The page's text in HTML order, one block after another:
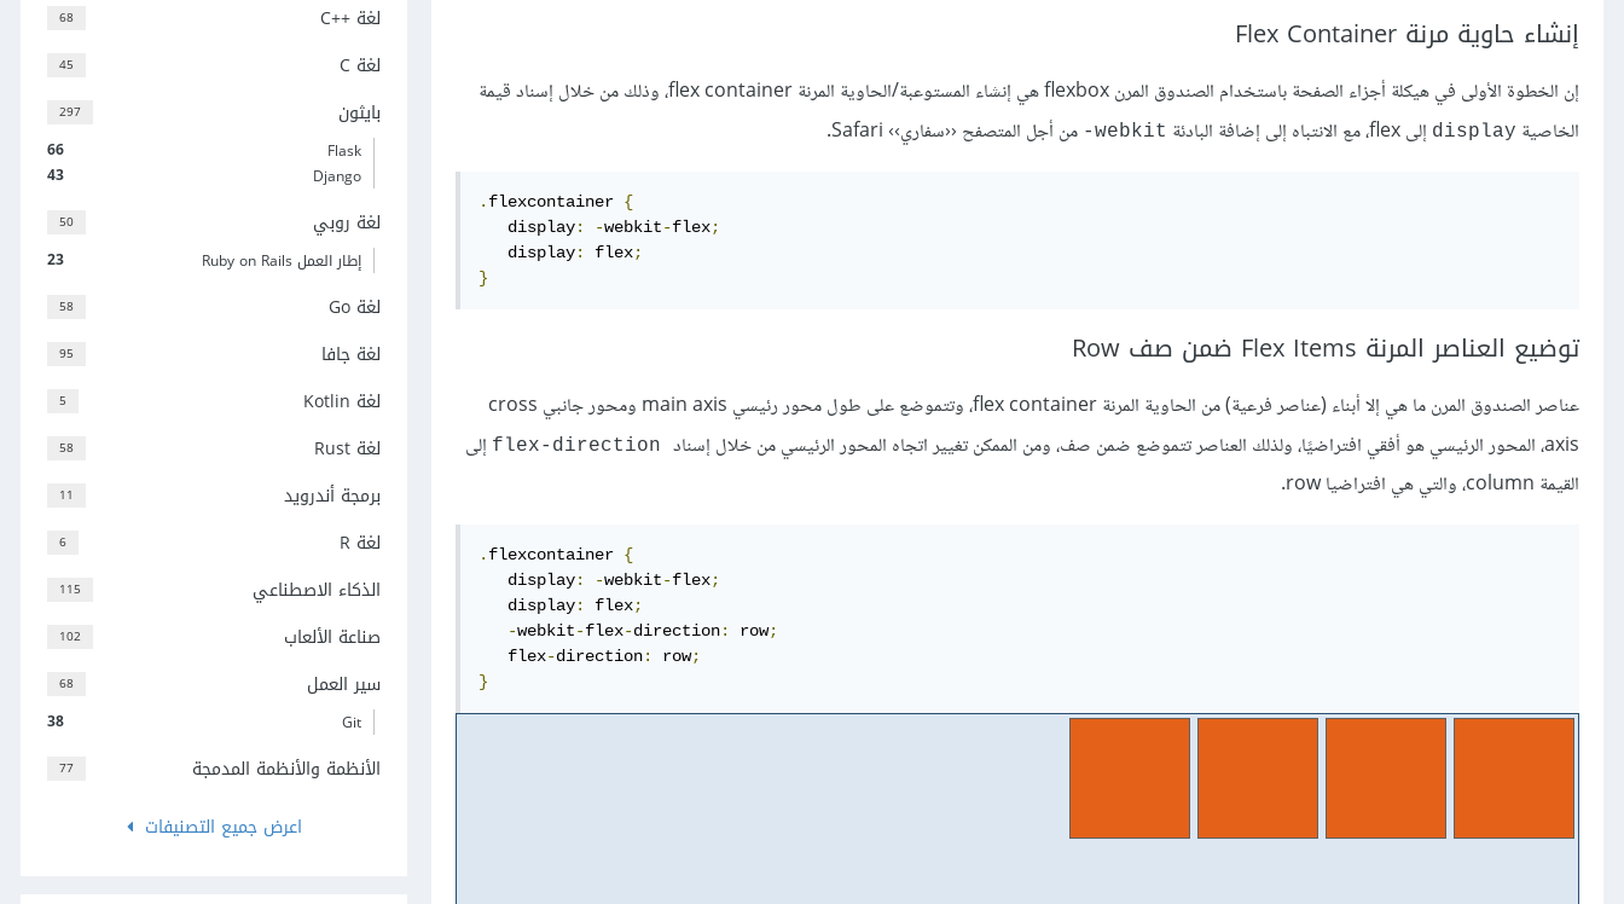
إنشاء حاوية مرنة Flex Container
إن الخطوة الأولى في هيكلة أجزاء الصفحة باستخدام الصندوق المرن flexbox هي إنشاء المستوعبة/الحاوية المرنة flex container، وذلك من خلال إسناد قيمة
الخاصية display إلى flex، مع الانتباه إلى إضافة البادئة webkit- من أجل المتصفح ‹‹سفاري›› Safari.
. flexcontainer {
   display
: -webkit-flex;
   display
: flex;
}
توضيع العناصر المرنة Flex Items ضمن صف Row
عناصر الصندوق المرن ما هي إلا أبناء (عناصر فرعية) من الحاوية المرنة flex container، وتتموضع على طول محور رئيسي main axis ومحور جانبي cross
axis، المحور الرئيسي هو أفقي افتراضيًا، ولذلك العناصر تتموضع ضمن صف، ومن الممكن تغيير اتجاه المحور الرئيسي من خلال إسناد
إلى
القيمة column، والتي هي افتراضيا row.
. flexcontainer {
   display
: -webkit-flex;
   display
: flex;
-webkit-flex-direction: row;
   flex
-direction: row;
}
68 لغة C++‎
45 لغة C
297 بايثون
66
Flask
43
Django
50 لغة روبي
23 إطار العمل Ruby on Rails
58 لغة Go
95 لغة جافا
5 لغة Kotlin
58 لغة Rust
11 برمجة أندرويد
6 لغة R
115 الذكاء الاصطناعي
102 صناعة الألعاب
68 سير العمل
38 Git
77
الأنظمة والأنظمة المدمجة
اعرض جميع التصنيفات